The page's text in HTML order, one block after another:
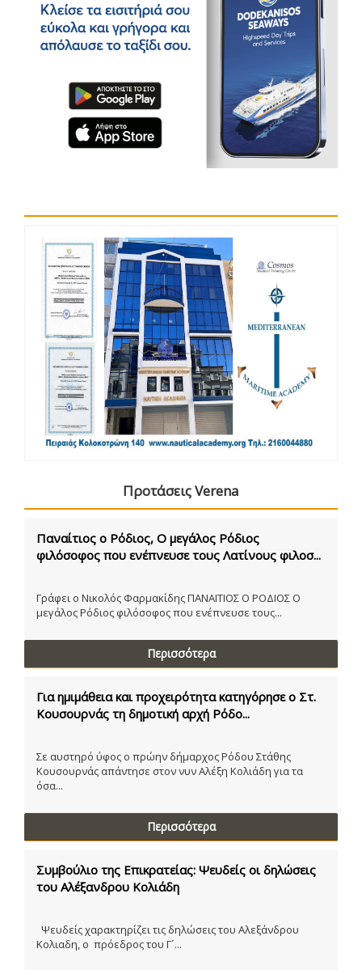
Προτάσεις Verena
Παναίτιος ο Ρόδιος, Ο μεγάλος Ρόδιος
φιλόσοφος που ενέπνευσε τους Λατίνους φιλοσ...
Γράφει ο Νικολός Φαρμακίδης ΠΑΝΑΙΤΙΟΣ Ο ΡΟΔΙΟΣ Ο
μεγάλος Ρόδιος φιλόσοφος που ενέπνευσε τους...
Περισσότερα
Για ημιμάθεια και προχειρότητα κατηγόρησε ο Στ.
Κουσουρνάς τη δημοτική αρχή Ρόδο...
Σε αυστηρό ύφος ο πρώην δήμαρχος Ρόδου Στάθης
Κουσουρνάς απάντησε στον νυν Αλέξη Κολιάδη για τα
όσα...
Περισσότερα
Συμβούλιο της Επικρατείας: Ψευδείς οι δηλώσεις
του Αλέξανδρου Κολιάδη
Ψευδείς χαρακτηρίζει τις δηλώσεις του Αλεξάνδρου
Κολιαδη, ο πρόεδρος του Γ´...